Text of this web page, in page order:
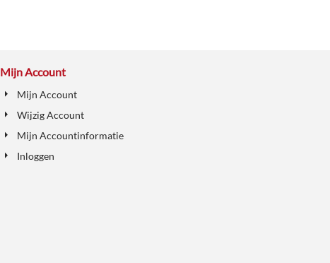
Mijn Account
Mijn Account
Wijzig Account
Mijn Accountinformatie
Inloggen